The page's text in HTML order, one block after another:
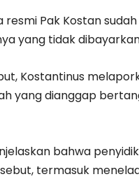
Pak Kostan
yang tidak
Kostantinus
yang dianggap
bahwa
termasuk